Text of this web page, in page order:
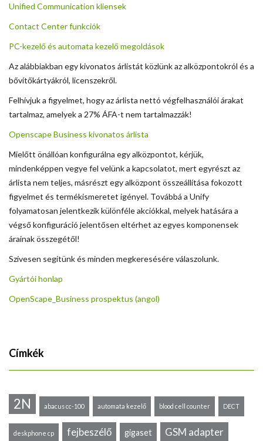
Unified Communication kliensek
Contact Center funkciók
PC-kezelő és automata kezelő megoldások
Az alábbiakban egy kivonatos árlistát közlünk az alközpontokról és a
bővítőkártyákról, licenszekről.
Felhívjuk a figyelmet, hogy az árlista nettó végfelhasználói árakat
tartalmaz, amelyek a 27% ÁFA-t nem tartalmazzák!
Openscape Business kivonatos árlista
Mielőtt önállóan konfigurálna egy alközpontot, kérjük,
mindenképpen vegye fel velünk a kapcsolatot, mert egyrészt az
árlista nem teljes, másrészt egy alközpont összeállítása fokozott
figyelmet és termékismeretet igényel. Továbbá a Unify
folyamatosan jelentkezik különféle akciókkal, melyek hatására a
végső konfiguráció jelentősen eltérhet az egyes komponensek
árainak összegétől!
Szívesen segítünk és minden megkeresésére válaszolunk.
Gyártói honlap
OpenScape_Business prospektus (angol)
Címkék
2N abacus cc-100 automata kezelő blood cell counter DECT
deskphone cp fejbeszélő gigaset GSM adapter